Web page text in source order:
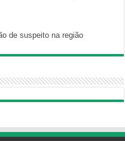
de suspeito na região